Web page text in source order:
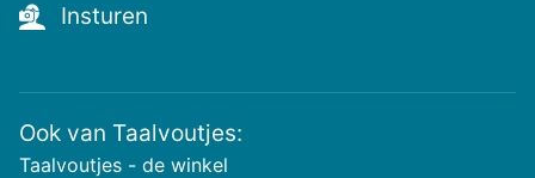
nieuwtjes!Insturen
Ook van Taalvoutjes:
Taalvoutjes - de winkel